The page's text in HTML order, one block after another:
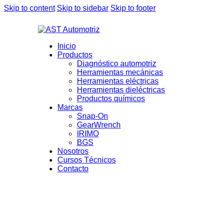
Skip to content Skip to sidebar Skip to footer
Inicio
Productos
Diagnóstico automotriz
Herramientas mecánicas
Herramientas eléctricas
Herramientas dieléctricas
Productos químicos
Marcas
Snap-On
GearWrench
IRIMO
BGS
Nosotros
Cursos Técnicos
Contacto